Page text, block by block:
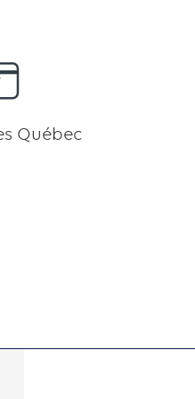
Québec